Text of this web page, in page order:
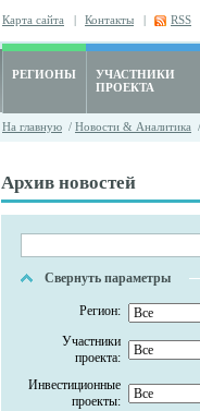
Карта сайта | Контакты | RSS
РЕГИОНЫ
УЧАСТНИКИ
ПРОЕКТА
На главную / Новости & Аналитика
Архив новостей
Свернуть параметры
Регион:
Участники
проекта:
Инвестиционные
проекты: